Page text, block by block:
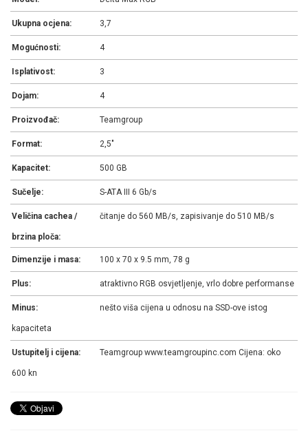
Ukupna ocjena: 3,7
Mogućnosti: 4
Isplativost: 3
Dojam: 4
Proizvođač: Teamgroup
Format: 2,5"
Kapacitet: 500 GB
Sučelje: S-ATA III 6 Gb/s
Veličina cachea /
brzina ploča:
čitanje do 560 MB/s, zapisivanje do 510 MB/s
Dimenzije i masa: 100 x 70 x 9.5 mm, 78 g
Plus: atraktivno RGB osvjetljenje, vrlo dobre performanse
Minus: nešto viša cijena u odnosu na SSD-ove istog
kapaciteta
Ustupitelj i cijena: Teamgroup www.teamgroupinc.com Cijena: oko
600 kn